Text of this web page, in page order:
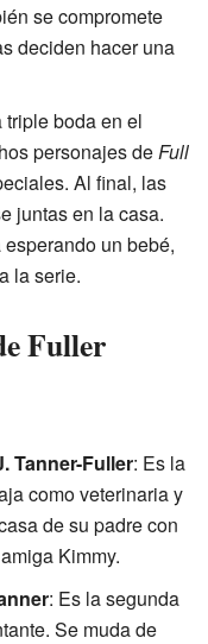
se compromete
deciden hacer una
boda en el
personajes deFull
Al final, las
juntas en la casa.
un bebé,
la serie.
Fuller
Tanner-Fuller: Es la
como veterinaria y
de su padre con
Kimmy.
: Es la segunda
Se muda de